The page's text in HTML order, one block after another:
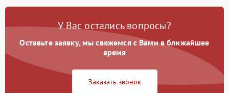
У Вас остались вопросы?
Оставьте заявку, мы свяжемся с Вами в ближайшее
время
Заказать звонок